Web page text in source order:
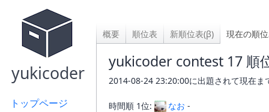
yukicoder
トップページ
概要 順位表 新順位表(β) 現在の順
yukicoder contest 17 順
2014-08-24 23:20:00に出題されて現在ま
時間順 1位: なお -